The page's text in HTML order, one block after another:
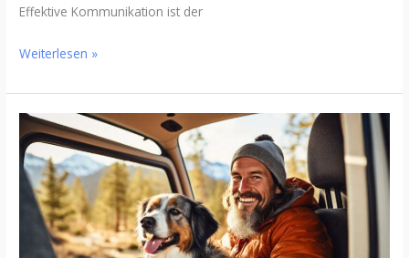
Effektive Kommunikation ist der
Weiterlesen »
Ein
Leitfaden
für
Erstbesitzer
von
Hunden